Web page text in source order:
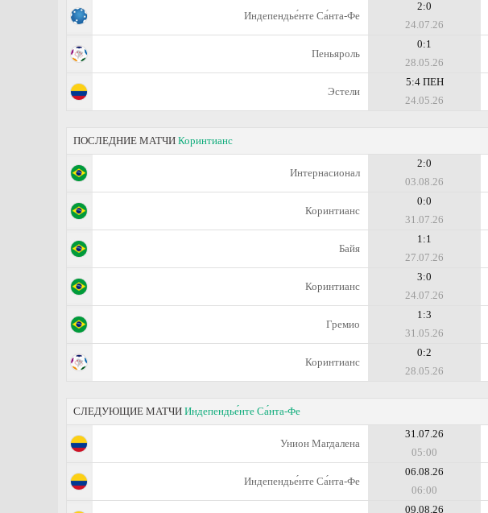
Индепендье́нте Са́нта-Фе
2:0
24.07.26
Пеньяроль
0:1
28.05.26
Эстели
5:4 ПЕН
24.05.26
ПОСЛЕДНИЕ МАТЧИ Коринтианс
Интернасионал
2:0
03.08.26
Коринтианс
0:0
31.07.26
Байя
1:1
27.07.26
Коринтианс
3:0
24.07.26
Гремио
1:3
31.05.26
Коринтианс
0:2
28.05.26
СЛЕДУЮЩИЕ МАТЧИ Индепендье́нте Са́нта-Фе
Унион Магдалена
31.07.26
05:00
Индепендье́нте Са́нта-Фе
06.08.26
06:00
09.08.26